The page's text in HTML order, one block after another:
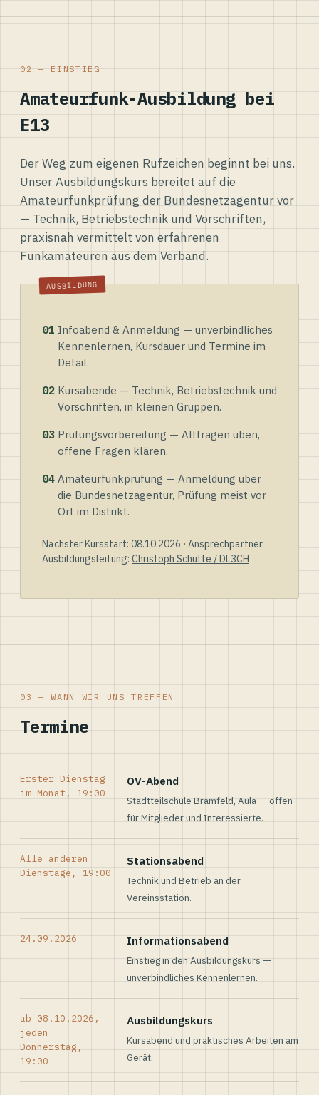
02 — EINSTIEG
Amateurfunk-Ausbildung bei
E13
Der Weg zum eigenen Rufzeichen beginnt bei uns.
Unser Ausbildungskurs bereitet auf die
Amateurfunkprüfung der Bundesnetzagentur vor
— Technik, Betriebstechnik und Vorschriften,
praxisnah vermittelt von erfahrenen
Funkamateuren aus dem Verband.
01 Infoabend & Anmeldung — unverbindliches
Kennenlernen, Kursdauer und Termine im
Detail.
02 Kursabende — Technik, Betriebstechnik und
Vorschriften, in kleinen Gruppen.
03 Prüfungsvorbereitung — Altfragen üben,
offene Fragen klären.
04 Amateurfunkprüfung — Anmeldung über
die Bundesnetzagentur, Prüfung meist vor
Ort im Distrikt.
Nächster Kursstart: 08.10.2026 · Ansprechpartner
Ausbildungsleitung: Christoph Schütte / DL3CH
03 — WANN WIR UNS TREFFEN
Termine
Erster Dienstag
im Monat, 19:00
OV-Abend
Stadtteilschule Bramfeld, Aula — offen
für Mitglieder und Interessierte.
Alle anderen
Dienstage, 19:00
Stationsabend
Technik und Betrieb an der
Vereinsstation.
24.09.2026 Informationsabend
Einstieg in den Ausbildungskurs —
unverbindliches Kennenlernen.
ab 08.10.2026,
jeden
Donnerstag,
19:00
Ausbildungskurs
Kursabend und praktisches Arbeiten am
Gerät.